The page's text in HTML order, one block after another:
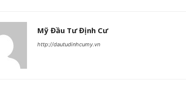
Mỹ Đầu Tư Định Cư
http://dautudinhcumy.vn